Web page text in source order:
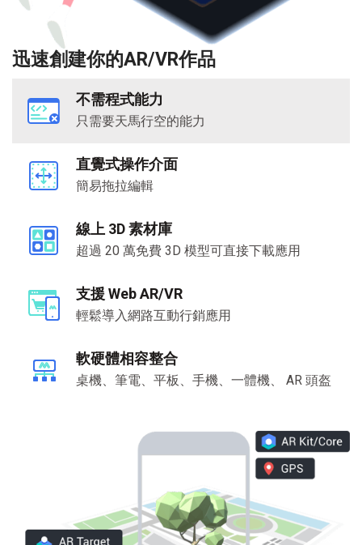
迅速創建你的AR/VR作品
不需程式能力
只需要天馬行空的能力
直覺式操作介面
簡易拖拉編輯
線上 3D 素材庫
超過 20 萬免費 3D 模型可直接下載應用
支援 Web AR/VR
輕鬆導入網路互動行銷應用
軟硬體相容整合
桌機、筆電、平板、手機、一體機、 AR 頭盔